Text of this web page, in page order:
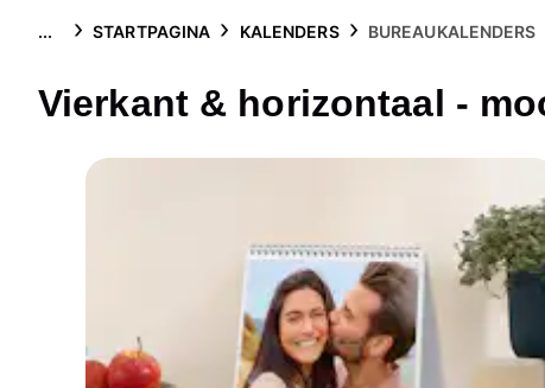
... STARTPAGINA KALENDERS BUREAUKALENDERS
Vierkant & horizontaal -